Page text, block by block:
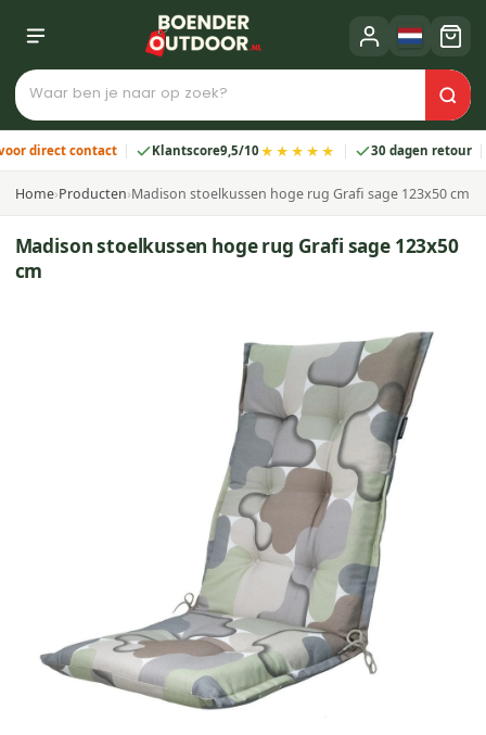
contact Klantscore9,5/10★★★★★ 30 dagen retour
Home›Producten›Madison stoelkussen hoge rug Grafi sage 123x50 cm
Madison stoelkussen hoge rug Grafi sage 123x50
cm